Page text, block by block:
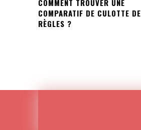
COMMENT TROUVER UNE
COMPARATIF DE CULOTTE DE
RÈGLES ?